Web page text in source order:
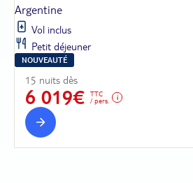
Argentine
Vol inclus
Petit déjeuner
NOUVEAUTÉ
15 nuits dès
6 019€
TTC
/ pers.